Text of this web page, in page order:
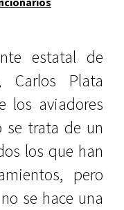
estatal de
Carlos Plata
los aviadores
se trata de un
los que han
pero
se hace una